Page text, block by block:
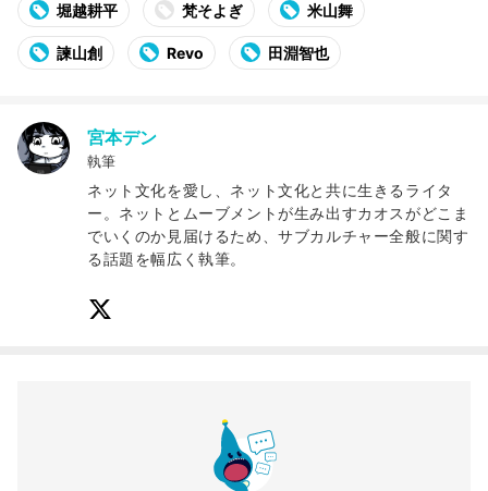
堀越耕平 梵そよぎ 米山舞
諫山創 Revo 田淵智也
宮本デン
執筆
ネット文化を愛し、ネット文化と共に生きるライタ
ー。ネットとムーブメントが生み出すカオスがどこま
でいくのか見届けるため、サブカルチャー全般に関す
る話題を幅広く執筆。